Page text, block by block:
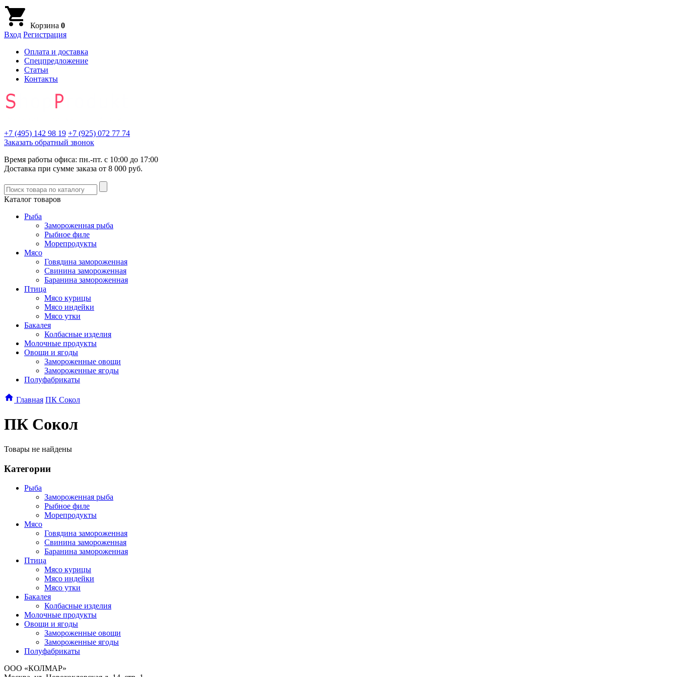
Корзина 0
Вход Регистрация
Оплата и доставка
Спецпредложение
Статьи
Контакты
+7 (495) 142 98 19 +7 (925) 072 77 74
Заказать обратный звонок
Время работы офиса: пн.-пт. с 10:00 до 17:00
Доставка при сумме заказа от 8 000 руб.
Каталог товаров
Рыба
Замороженная рыба
Рыбное филе
Морепродукты
Мясо
Говядина замороженная
Свинина замороженная
Баранина замороженная
Птица
Мясо курицы
Мясо индейки
Мясо утки
Бакалея
Колбасные изделия
Молочные продукты
Овощи и ягоды
Замороженные овощи
Замороженные ягоды
Полуфабрикаты
Главная ПК Сокол
ПК Сокол
Товары не найдены
Категории
Рыба
Замороженная рыба
Рыбное филе
Морепродукты
Мясо
Говядина замороженная
Свинина замороженная
Баранина замороженная
Птица
Мясо курицы
Мясо индейки
Мясо утки
Бакалея
Колбасные изделия
Молочные продукты
Овощи и ягоды
Замороженные овощи
Замороженные ягоды
Полуфабрикаты
ООО «КОЛМАР»